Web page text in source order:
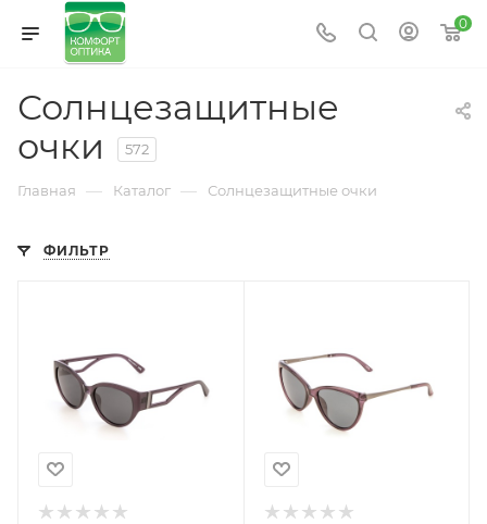
0
Солнцезащитные
очки
572
Главная — Каталог — Солнцезащитные очки
ФИЛЬТР